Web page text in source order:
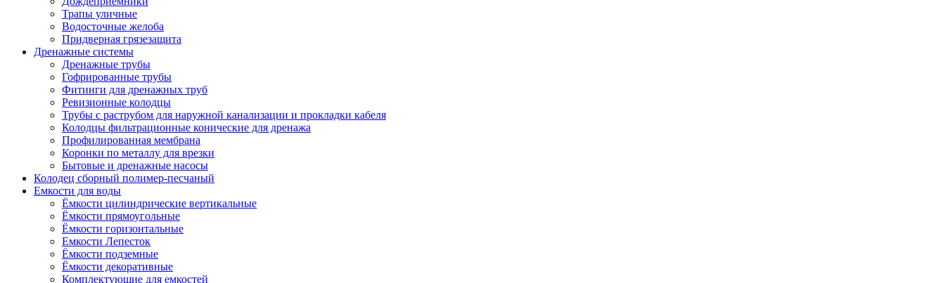
Трапы уличные
Водосточные желоба
Придверная грязезащита
Дренажные системы
Дренажные трубы
Гофрированные трубы
Фитинги для дренажных труб
Ревизионные колодцы
Трубы с раструбом для наружной канализации и прокладки кабеля
Колодцы фильтрационные конические для дренажа
Профилированная мембрана
Коронки по металлу для врезки
Бытовые и дренажные насосы
Колодец сборный полимер-песчаный
Емкости для воды
Ёмкости цилиндрические вертикальные
Ёмкости прямоугольные
Ёмкости горизонтальные
Емкости Лепесток
Ёмкости подземные
Ёмкости декоративные
Комплектующие для емкостей